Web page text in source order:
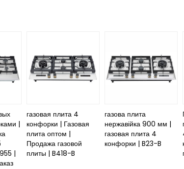
|
|
газовая плита 4
конфорки | Газовая
плита оптом |
Продажа газовой
плиты | B418-B
газова плита
нержавійка 900 мм |
газовая плита 4
конфорки | B23-B